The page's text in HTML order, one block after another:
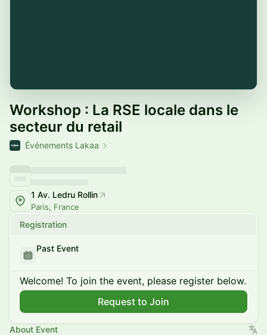
Workshop : La RSE locale dans le
secteur du retail
Événements Lakaa
1 Av. Ledru Rollin
Paris, France
Registration
Past Event
Welcome! To join the event, please register below.
Request to Join
About Event